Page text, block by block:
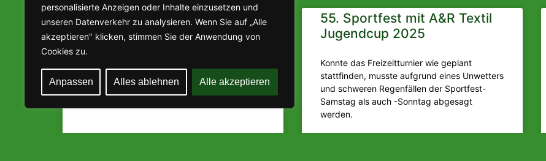
personalisierte Anzeigen oder Inhalte einzusetzen und
unseren Datenverkehr zu analysieren. Wenn Sie auf „Alle
akzeptieren" klicken, stimmen Sie der Anwendung von
Cookies zu.
Anpassen Alles ablehnen Alle akzeptieren
30. Junioren-
Hallenfußballturnier
Hallenfußballturnier 2026, welches in der
Halle Obereisenbach stattfand.
55. Sportfest mit A&R Textil
Jugendcup 2025
Konnte das Freizeitturnier wie geplant
stattfinden, musste aufgrund eines Unwetters
und schweren Regenfällen der Sportfest-
Samstag als auch -Sonntag abgesagt
werden.